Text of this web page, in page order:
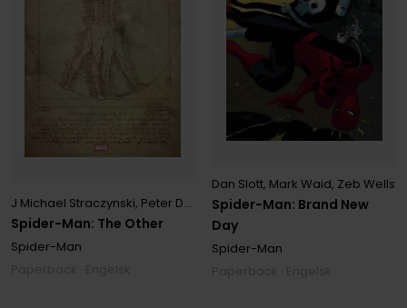
Spider-Man: The Other
J Michael Straczynski, Peter David ,Reginald Hudlin
Spider-Man
Spider-Man: Brand New
Day
Dan Slott, Mark Waid, Zeb Wells
Spider-Man